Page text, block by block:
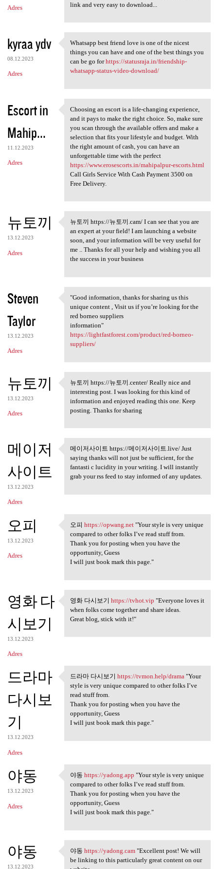
Adres
link and very easy to download...
kyraa ydv
08.12.2023
Adres
Whatsapp best friend love is
Whatsapp best friend love is one of the nicest
things you can have and one of the best things you
can be go forhttps://statusraja.in/friendship-
whatsapp-status-video-download/
Escort in
Mahip...
11.12.2023
Adres
Choosing an escort is a life
Choosing an escort is a life-changing experience,
and it pays to make the right choice. So, make sure
you scan through the available offers and make a
selection that fits your lifestyle and budget. With
the right amount of cash, you can have an
unforgettable time with the perfect
https://www.erosescorts.in/mahipalpur-escorts.html
Call Girls Service With Cash Payment 3500 on
Free Delivery.
뉴토끼
13.12.2023
Adres
뉴토끼 https://뉴토끼.cam/ I can
뉴토끼 https://뉴토끼.cam/ I can see that you are
an expert at your field! I am launching a website
soon, and your information will be very useful for
me .. Thanks for all your help and wishing you all
the success in your business
Steven
Taylor
13.12.2023
Adres
"Good information, thanks for
"Good information, thanks for sharing us this
unique content , Visit us if you’re looking for the
red borneo suppliers
information"
https://lightfastforest.com/product/red-borneo-
suppliers/
뉴토끼
13.12.2023
Adres
뉴토끼 https://뉴토끼.center/
뉴토끼 https://뉴토끼.center/ Really nice and
interesting post. I was looking for this kind of
information and enjoyed reading this one. Keep
posting. Thanks for sharing
메이저
사이트
13.12.2023
Adres
메이저사이트 https://메이저사이
트.live/
메이저사이트 https://메이저사이트.live/ Just
saying thanks will not just be sufficient, for the
fantasti c lucidity in your writing. I will instantly
grab your rss feed to stay informed of any updates.
오피
13.12.2023
Adres
오피 https://opwang.net "Your
오피 https://opwang.net"Your style is very unique
compared to other folks I’ve read stuff from.
Thank you for posting when you have the
opportunity, Guess
I will just book mark this page."
영화 다
시보기
13.12.2023
Adres
영화 다시보기 https://tvhot.vip
영화 다시보기 https://tvhot.vip "Everyone loves it
when folks come together and share ideas.
Great blog, stick with it!"
드라마
다시보
기
13.12.2023
Adres
드라마 다시보기 https://tvmon.help
드라마 다시보기 https://tvmon.help/drama"Your
style is very unique compared to other folks I’ve
read stuff from.
Thank you for posting when you have the
opportunity, Guess
I will just book mark this page."
야동
13.12.2023
Adres
야동 https://yadong.app "Your
야동 https://yadong.app "Your style is very unique
compared to other folks I’ve read stuff from.
Thank you for posting when you have the
opportunity, Guess
I will just book mark this page."
야동
13.12.2023
야동 https://yadong.cam
야동 https://yadong.cam"Excellent post! We will
be linking to this particularly great content on our